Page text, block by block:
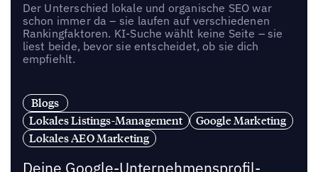
Der Unterschied lokale und organische SEO war
schon immer da – sie laufen auf verschiedenen
Rankingfaktoren. KI-Suche wählt keine Seite – sie
liest beide, bevor sie entscheidet, ob sie dich
empfiehlt.
Blogs
Lokales Listings-Management
Google Marketing
Lokales AEO Marketing